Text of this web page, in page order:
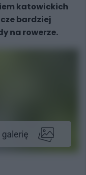
katowickich
bardziej
na rowerze.